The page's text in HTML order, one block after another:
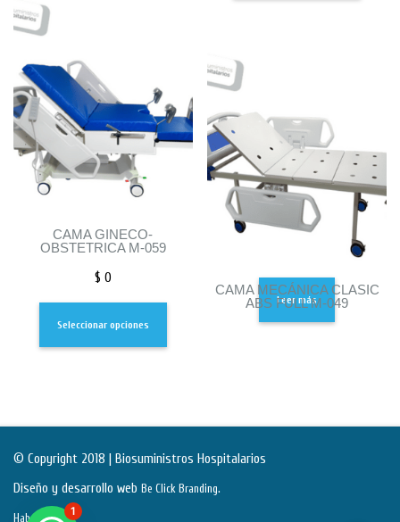
CAMA GINECO-
OBSTETRICA M-059
$ 0
Seleccionar opciones
CAMA MECÁNICA CLASIC
ABS FULL M-049
Leer más
© Copyright 2018 | Biosuministros Hospitalarios
Diseño y desarrollo web Be Click Branding.
Habeas Data
1